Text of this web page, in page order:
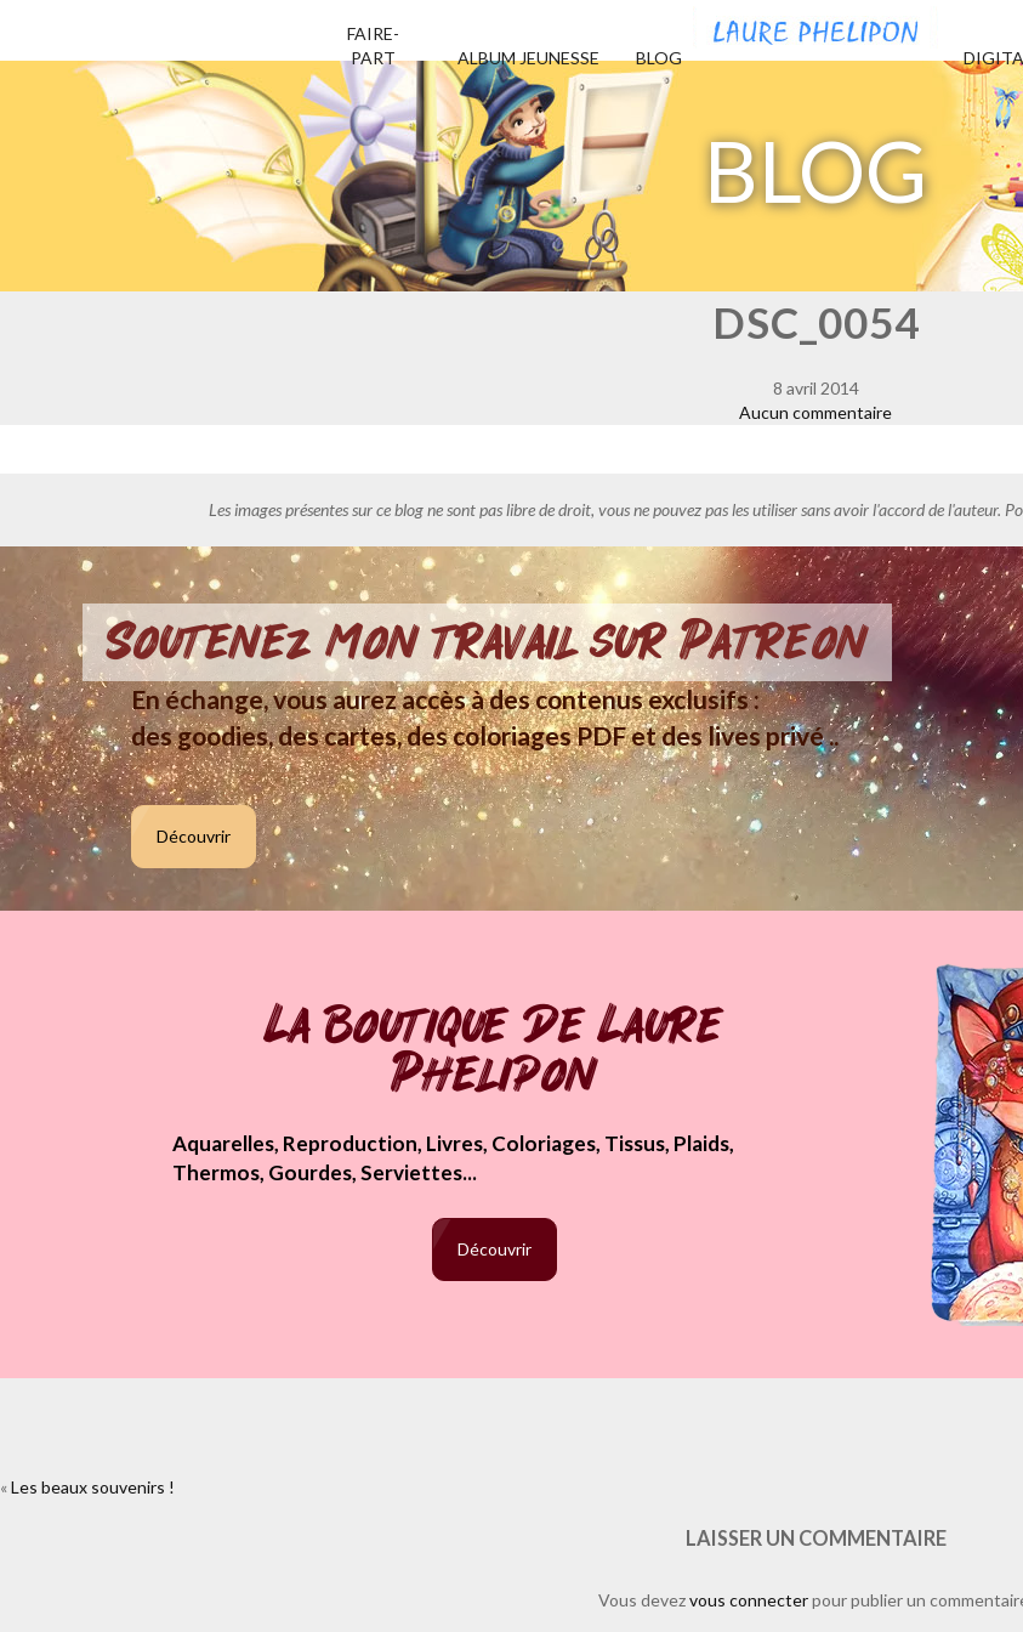
Aller
Aller
BLOG
DSC_0054
8 avril 2014
Aucun commentaire
Les images présentes sur ce blog ne sont pas libre de droit, vous ne pouvez pas les utiliser sans avoir l'accord de l'auteur.
Soutenez mon travail sur Patreon
En échange, vous aurez accès à des contenus exclusifs :
des goodies, des cartes, des coloriages PDF et des lives privé ..
Découvrir
La boutique de Laure
Phelipon
Aquarelles, Reproduction, Livres, Coloriages, Tissus, Plaids,
Thermos, Gourdes, Serviettes...
Découvrir
«Les beaux souvenirs !
LAISSER UN COMMENTAIRE
Vous devezvous connecterpour publier un
FAIRE-
PART
ALBUM JEUNESSE BLOG